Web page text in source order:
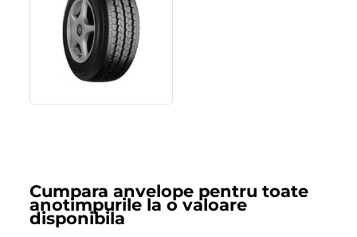
Cumpara anvelope pentru toate
anotimpurile la o valoare
disponibila